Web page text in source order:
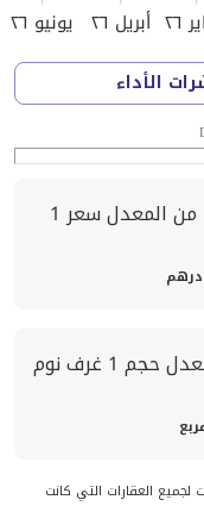
٢٦ أبريل ٢٦ يونيو ٢٦
الأداء
من المعدلسعر 1
حجم
1 غرف نوم
لجميع العقارات التي كانت